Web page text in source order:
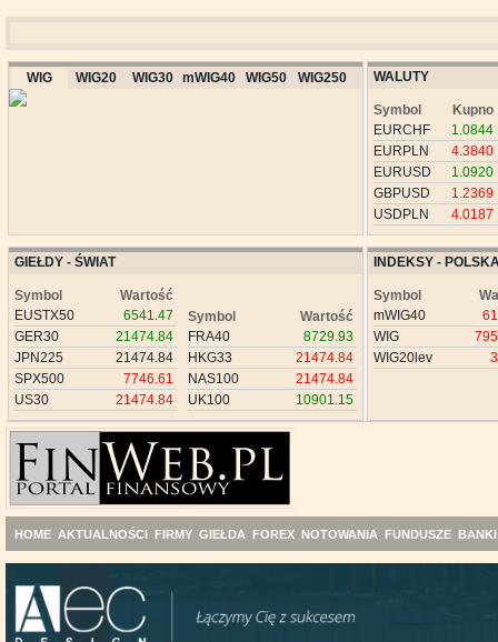
WIG WIG20 WIG30 mWIG40 WIG50 WIG250 WALUTY
Symbol
Kupno
EURCHF
1.0844
EURPLN
4.3840
EURUSD
1.0920
GBPUSD
1.2369
USDPLN
4.0187
GIEŁDY - ŚWIAT
Symbol
Wartość
EUSTX50
6541.47
GER30
21474.84
JPN225
21474.84
SPX500
7746.61
US30
21474.84
Symbol
Wartość
FRA40
8729.93
HKG33
21474.84
NAS100
21474.84
UK100
10901.15
INDEKSY -
Symbol
mWIG40
WIG
WIG20lev
HOME AKTUALNOŚCI FIRMY GIEŁDA FOREX NOTOWANIA FUNDUSZE BANKI